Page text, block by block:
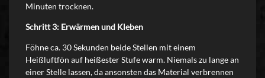
Minuten trocknen.
Schritt 3: Erwärmen und Kleben
Föhne ca. 30 Sekunden beide Stellen mit einem
Heißluftfön auf heißester Stufe warm. Niemals zu lange an
einer Stelle lassen, da ansonsten das Material verbrennen